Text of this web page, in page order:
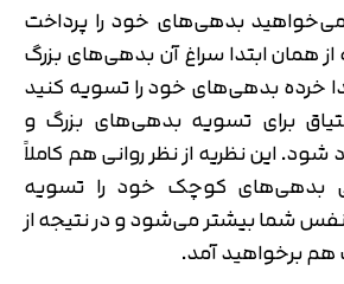
می‌خواهید بدهی‌های خود را پرداخت
همان ابتدا سراغ آن بدهی‌های بزرگ
خرده بدهی‌های خود را تسویه کنید
برای تسویه بدهی‌های بزرگ و
این نظریه از نظر روانی هم کاملاً
بدهی‌های کوچک خود را تسویه
شما بیشتر می‌شود و در نتیجه از
برخواهید آمد.